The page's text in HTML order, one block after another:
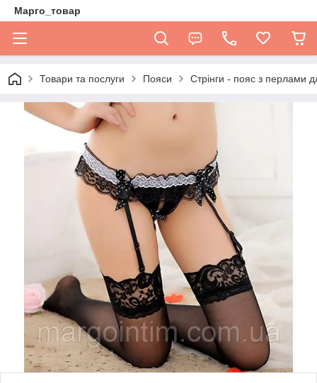
Марго_товар
Товари та послуги Пояси Стрінги - пояс з перлами